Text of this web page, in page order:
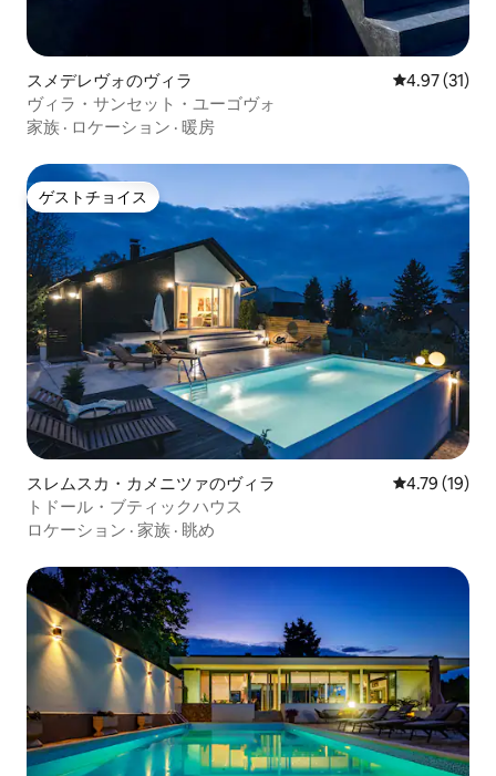
スメデレヴォのヴィラ レビュー31
4.97 (31)
ヴィラ・サンセット・ユーゴヴォ
家族 · ロケーション · 暖房
ゲストチョイス
ゲストチョイス
スレムスカ・カメニツァのヴィラ レビュー19
4.79 (19)
トドール・ブティックハウス
ロケーション · 家族 · 眺め